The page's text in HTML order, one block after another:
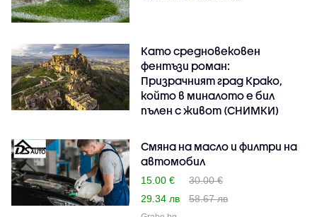
Като средновековен
фентъзи роман:
Призрачният град Крако,
който в миналото е бил
пълен с живот (СНИМКИ)
Смяна на масло и филтри на
автомобил
15.00 €
30.00 €
29.34 лв
58.67 лв